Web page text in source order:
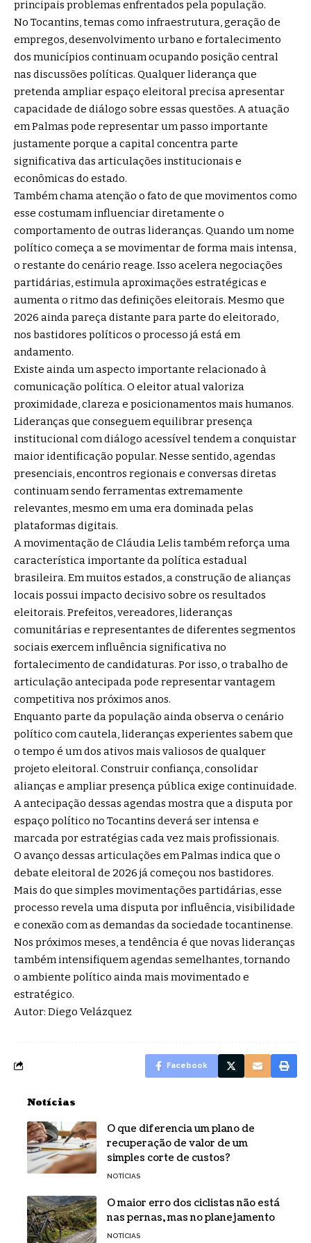
principais problemas enfrentados pela população.
No Tocantins, temas como infraestrutura, geração de
empregos, desenvolvimento urbano e fortalecimento
dos municípios continuam ocupando posição central
nas discussões políticas. Qualquer liderança que
pretenda ampliar espaço eleitoral precisa apresentar
capacidade de diálogo sobre essas questões. A atuação
em Palmas pode representar um passo importante
justamente porque a capital concentra parte
significativa das articulações institucionais e
econômicas do estado.
Também chama atenção o fato de que movimentos como
esse costumam influenciar diretamente o
comportamento de outras lideranças. Quando um nome
político começa a se movimentar de forma mais intensa,
o restante do cenário reage. Isso acelera negociações
partidárias, estimula aproximações estratégicas e
aumenta o ritmo das definições eleitorais. Mesmo que
2026 ainda pareça distante para parte do eleitorado,
nos bastidores políticos o processo já está em
andamento.
Existe ainda um aspecto importante relacionado à
comunicação política. O eleitor atual valoriza
proximidade, clareza e posicionamentos mais humanos.
Lideranças que conseguem equilibrar presença
institucional com diálogo acessível tendem a conquistar
maior identificação popular. Nesse sentido, agendas
presenciais, encontros regionais e conversas diretas
continuam sendo ferramentas extremamente
relevantes, mesmo em uma era dominada pelas
plataformas digitais.
A movimentação de Cláudia Lelis também reforça uma
característica importante da política estadual
brasileira. Em muitos estados, a construção de alianças
locais possui impacto decisivo sobre os resultados
eleitorais. Prefeitos, vereadores, lideranças
comunitárias e representantes de diferentes segmentos
sociais exercem influência significativa no
fortalecimento de candidaturas. Por isso, o trabalho de
articulação antecipada pode representar vantagem
competitiva nos próximos anos.
Enquanto parte da população ainda observa o cenário
político com cautela, lideranças experientes sabem que
o tempo é um dos ativos mais valiosos de qualquer
projeto eleitoral. Construir confiança, consolidar
alianças e ampliar presença pública exige continuidade.
A antecipação dessas agendas mostra que a disputa por
espaço político no Tocantins deverá ser intensa e
marcada por estratégias cada vez mais profissionais.
O avanço dessas articulações em Palmas indica que o
debate eleitoral de 2026 já começou nos bastidores.
Mais do que simples movimentações partidárias, esse
processo revela uma disputa por influência, visibilidade
e conexão com as demandas da sociedade tocantinense.
Nos próximos meses, a tendência é que novas lideranças
também intensifiquem agendas semelhantes, tornando
o ambiente político ainda mais movimentado e
estratégico.
Autor: Diego Velázquez
Facebook
Notícias
O que diferencia um plano de
recuperação de valor de um
simples corte de custos?
NOTÍCIAS
O maior erro dos ciclistas não está
nas pernas, mas no planejamento
NOTÍCIAS